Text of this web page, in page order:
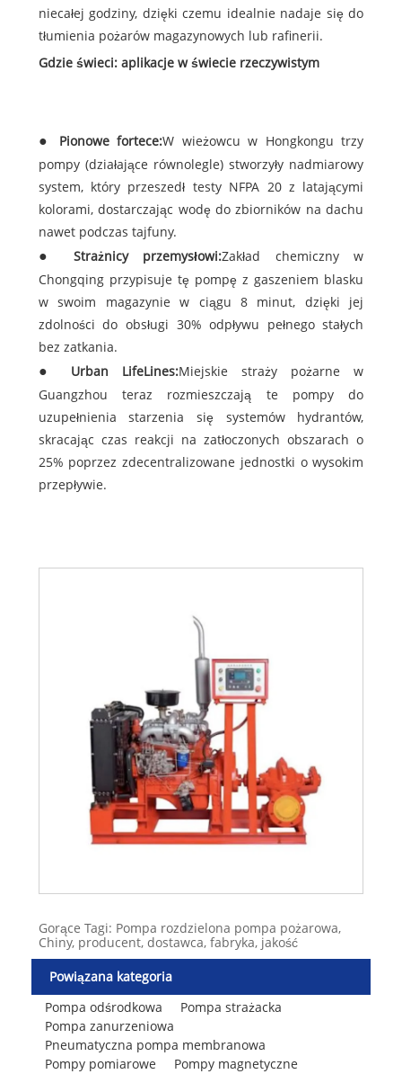
niecałej godziny, dzięki czemu idealnie nadaje się do
tłumienia pożarów magazynowych lub rafinerii.
Gdzie świeci: aplikacje w świecie rzeczywistym
Pionowe fortece:W wieżowcu w Hongkongu trzy
pompy (działające równolegle) stworzyły nadmiarowy
system, który przeszedł testy NFPA 20 z latającymi
kolorami, dostarczając wodę do zbiorników na dachu
nawet podczas tajfuny.
Strażnicy przemysłowi:Zakład chemiczny w
Chongqing przypisuje tę pompę z gaszeniem blasku
w swoim magazynie w ciągu 8 minut, dzięki jej
zdolności do obsługi 30% odpływu pełnego stałych
bez zatkania.
Urban LifeLines:Miejskie straży pożarne w
Guangzhou teraz rozmieszczają te pompy do
uzupełnienia starzenia się systemów hydrantów,
skracając czas reakcji na zatłoczonych obszarach o
25% poprzez zdecentralizowane jednostki o wysokim
przepływie.
Gorące Tagi: Pompa rozdzielona pompa pożarowa,
Chiny, producent, dostawca, fabryka, jakość
Powiązana kategoria
Pompa odśrodkowa
Pompa strażacka
Pompa zanurzeniowa
Pneumatyczna pompa membranowa
Pompy pomiarowe
Pompy magnetyczne